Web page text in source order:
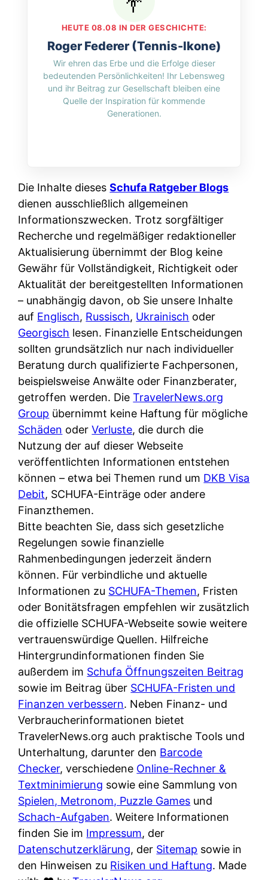
n
w
i
r
h
r
n
f
u
n
i
e
r
e
n
r
u
s
s
i
s
c
h
e
B
a
n
k
k
a
r
t
e
n
M
I
R
?
&
O
n
l
W
t
i
r
k
c
k
o
t
n
o
u
w
i
t
e
e
t
s
i
e
M
y
h
o
s
n
d
e
r
S
c
h
u
t
z
d
e
r
F
i
r
m
a
a
m
p
r
i
v
a
t
e
n
K
ü
c
h
e
n
t
i
s
c
h
e
n
d
e
HEUTE 08.08 IN DER GESCHICHTE:
Roger Federer (Tennis-Ikone)
Wir ehren das Erbe und die Erfolge dieser
bedeutenden Persönlichkeiten! Ihr Lebensweg
und ihr Beitrag zur Gesellschaft bleiben eine
Quelle der Inspiration für kommende
Generationen.
Die Inhalte diesesSchufa Ratgeber Blogs
dienen ausschließlich allgemeinen
Informationszwecken. Trotz sorgfältiger
Recherche und regelmäßiger redaktioneller
Aktualisierung übernimmt der Blog keine
Gewähr für Vollständigkeit, Richtigkeit oder
Aktualität der bereitgestellten Informationen
– unabhängig davon, ob Sie unsere Inhalte
auf Englisch, Russisch, Ukrainisch oder
Georgisch lesen. Finanzielle Entscheidungen
sollten grundsätzlich nur nach individueller
Beratung durch qualifizierte Fachpersonen,
beispielsweise Anwälte oder Finanzberater,
getroffen werden. DieTravelerNews.org
Group übernimmt keine Haftung für mögliche
Schäden oderVerluste, die durch die
Nutzung der auf dieser Webseite
veröffentlichten Informationen entstehen
können – etwa bei Themen rund um DKB Visa
Debit, SCHUFA-Einträge oder andere
Finanzthemen.
Bitte beachten Sie, dass sich gesetzliche
Regelungen sowie finanzielle
Rahmenbedingungen jederzeit ändern
können. Für verbindliche und aktuelle
Informationen zu SCHUFA-Themen, Fristen
oder Bonitätsfragen empfehlen wir zusätzlich
die offizielle SCHUFA-Webseite sowie weitere
vertrauenswürdige Quellen. Hilfreiche
Hintergrundinformationen finden Sie
außerdem im Schufa Öffnungszeiten Beitrag
sowie im Beitrag über SCHUFA-Fristen und
Finanzen verbessern. Neben Finanz- und
Verbraucherinformationen bietet
TravelerNews.org auch praktische Tools und
Unterhaltung, darunter den Barcode
Checker, verschiedene Online-Rechner &
Textminimierung sowie eine Sammlung von
Spielen, Metronom, Puzzle Games und
Schach-Aufgaben. Weitere Informationen
finden Sie im Impressum, der
Datenschutzerklärung, der Sitemap sowie in
den Hinweisen zu Risiken und Haftung. Made